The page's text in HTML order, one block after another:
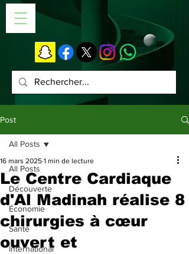
Post
All Posts
Découverte
Économie
Santé
International
All Posts
Le Centre Cardiaque
d'Al Madinah réalise 8
chirurgies à cœur
ouvert et
16 mars 2025 1 min de lecture